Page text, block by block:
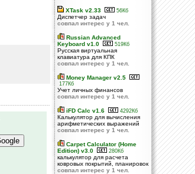
XTask v2.33 56Кб
Диспетчер задач
совпал интерес у 1 чел.
Russian Advanced
Keyboard v1.0
519Кб
Русская виртуальная
клавиатура для КПК
совпал интерес у 1 чел.
Money Manager v2.5
177Кб
Учет личных финансов
совпал интерес у 1 чел.
iFD Calc v1.6 4292Кб
Калькулятор для вычисления
арифметических выражений
совпал интерес у 1 чел.
Carpet Calculator (Home
Edition) v3.0
280Кб
калькулятор для расчета
ковровых покрытий, планировок
совпал интерес у 1 чел.